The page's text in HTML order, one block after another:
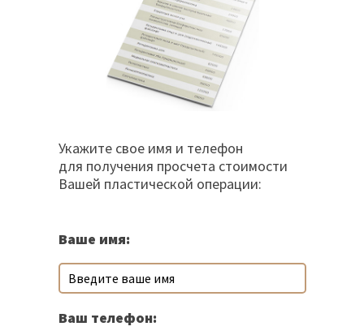
Укажите свое имя и телефон
для получения просчета стоимости
Вашей пластической операции:
Ваше имя:
Ваш телефон: